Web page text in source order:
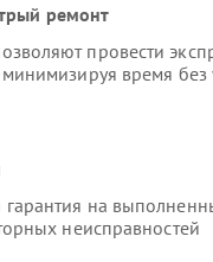
ремонт
провести
время без
гарантия на
неисправностей